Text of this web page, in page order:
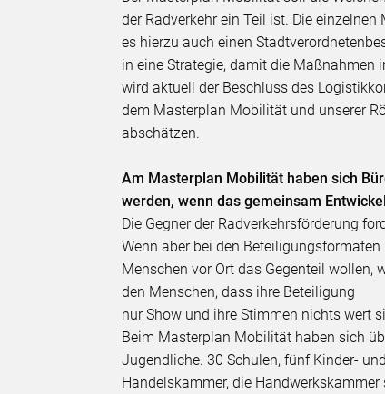
der Radverkehr ein Teil ist. Die
es hierzu auch einen
in eine Strategie, damit die Maßnahmen
wird aktuell der Beschluss des
dem Masterplan Mobilität und unserer
abschätzen.
Am Masterplan Mobilität haben sich
werden, wenn das gemeinsam
Die Gegner der Radverkehrsförderung
Wenn aber bei den
Menschen vor Ort das Gegenteil
den Menschen, dass ihre Beteiligung
nur Show und ihre Stimmen nichts wert
Beim Masterplan Mobilität haben sich
Jugendliche. 30 Schulen, fünf Kinder-
Handelskammer, die